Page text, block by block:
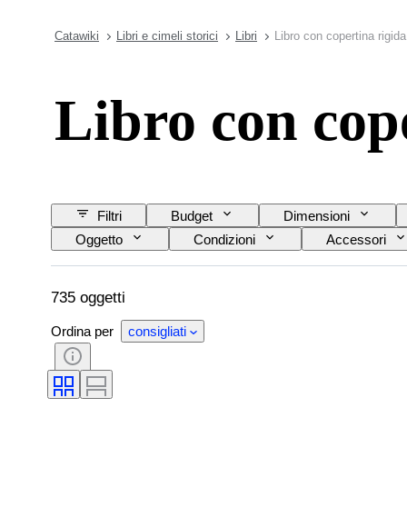
Catawiki Libri e cimeli storici Libri Libro con copertina rigida
Libro con
Filtri Budget Dimensioni
Oggetto
Condizioni Accessori
Organizzazione militare
735 oggetti
Ordina per consigliati